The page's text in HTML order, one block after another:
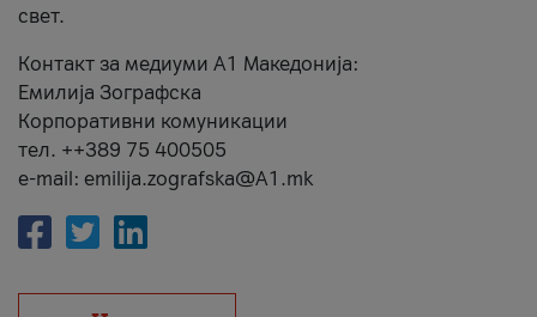
свет.
Контакт за медиуми А1 Македонија:
Емилија Зографска
Корпоративни комуникации
тел. ++389 75 400505
e-mail: emilija.zografska@A1.mk